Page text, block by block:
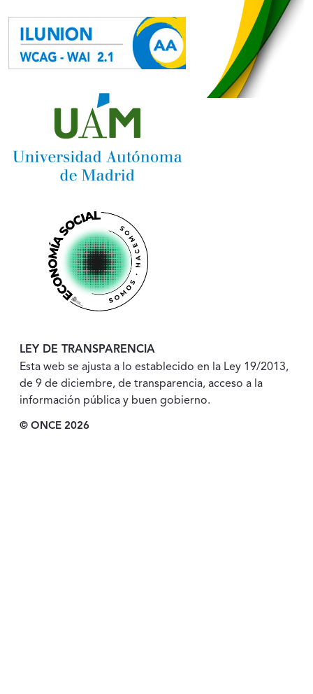
LEY DE TRANSPARENCIA
Esta web se ajusta a lo establecido en la Ley 19/2013,
de 9 de diciembre, de transparencia, acceso a la
información pública y buen gobierno.
© ONCE 2026